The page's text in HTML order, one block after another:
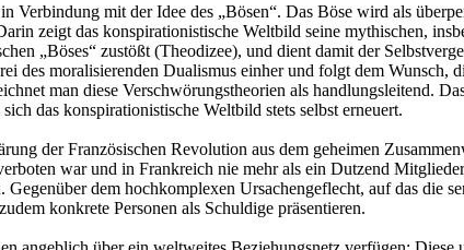
Verbindung mit der Idee des „Bösen“. Das Böse wird als
zeigt das konspirationistische Weltbild seine mythischen,
„Böses“ zustößt (Theodizee), und dient damit der
des moralisierenden Dualismus einher und folgt dem Wunsch,
man diese Verschwörungstheorien als handlungsleitend.
das konspirationistische Weltbild stets selbst erneuert.
der Französischen Revolution aus dem geheimen
war und in Frankreich nie mehr als ein Dutzend
dem hochkomplexen Ursachengeflecht, auf das die
konkrete Personen als Schuldige präsentieren.